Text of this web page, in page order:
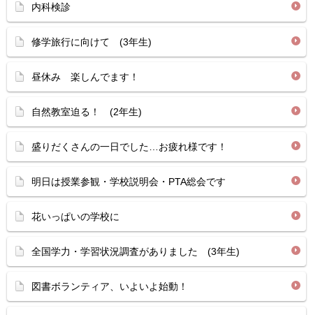
内科検診
修学旅行に向けて (3年生)
昼休み 楽しんでます！
自然教室迫る！ (2年生)
盛りだくさんの一日でした…お疲れ様です！
明日は授業参観・学校説明会・PTA総会です
花いっぱいの学校に
全国学力・学習状況調査がありました (3年生)
図書ボランティア、いよいよ始動！